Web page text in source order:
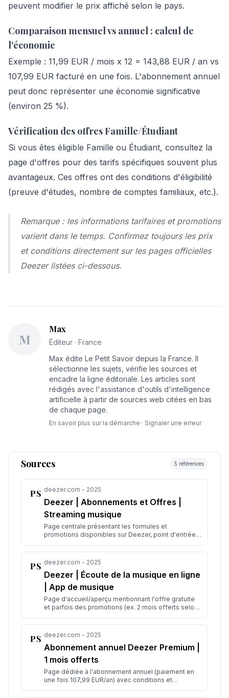
peuvent modifier le prix affiché selon le pays.
Comparaison mensuel vs annuel : calcul de
l'économie
Exemple : 11,99 EUR / mois x 12 = 143,88 EUR / an vs
107,99 EUR facturé en une fois. L'abonnement annuel
peut donc représenter une économie significative
(environ 25 %).
Vérification des offres Famille/Étudiant
Si vous êtes éligible Famille ou Étudiant, consultez la
page d'offres pour des tarifs spécifiques souvent plus
avantageux. Ces offres ont des conditions d'éligibilité
(preuve d'études, nombre de comptes familiaux, etc.).
Remarque : les informations tarifaires et promotions
varient dans le temps. Confirmez toujours les prix
et conditions directement sur les pages officielles
Deezer listées ci-dessous.
M
Max
Éditeur · France
Max édite Le Petit Savoir depuis la France. Il
sélectionne les sujets, vérifie les sources et
encadre la ligne éditoriale. Les articles sont
rédigés avec l'assistance d'outils d'intelligence
artificielle à partir de sources web citées en bas
de chaque page.
En savoir plus sur la démarche · Signaler une erreur
Sources 5 références
deezer.com - 2025
Deezer | Abonnements et Offres |
Streaming musique
Page centrale présentant les formules et
promotions disponibles sur Deezer, point d'entrée
deezer.com - 2025
Deezer | Écoute de la musique en ligne
| App de musique
Page d'accueil/aperçu mentionnant l'offre gratuite
et parfois des promotions (ex. 2 mois offerts selon
deezer.com - 2025
Abonnement annuel Deezer Premium |
1 mois offerts
Page dédiée à l'abonnement annuel (paiement en
une fois 107,99 EUR/an) avec conditions et